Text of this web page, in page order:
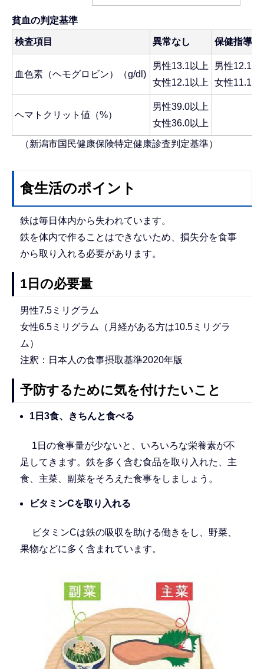
貧血の判定基準
検査項目 異常なし 保健指導判
血色素（ヘモグロビン）（g/dl)
男性13.1以上
女性12.1以上
男性12.1か
女性11.1か
ヘマトクリット値（%）
男性39.0以上
女性36.0以上
（新潟市国民健康保険特定健康診査判定基準）
食生活のポイント
鉄は毎日体内から失われています。
鉄を体内で作ることはできないため、損失分を食事
から取り入れる必要があります。
1日の必要量
男性7.5ミリグラム
女性6.5ミリグラム（月経がある方は10.5ミリグラ
ム）
注釈：日本人の食事摂取基準2020年版
予防するために気を付けたいこと
1日3食、きちんと食べる
1日の食事量が少ないと、いろいろな栄養素が不
足してきます。鉄を多く含む食品を取り入れた、主
食、主菜、副菜をそろえた食事をしましょう。
ビタミンCを取り入れる
ビタミンCは鉄の吸収を助ける働きをし、野菜、
果物などに多く含まれています。